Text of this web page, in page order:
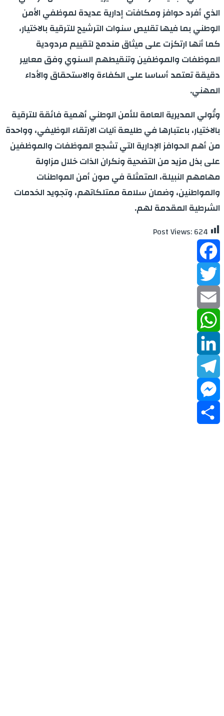
الذي أفرد حوافز ومكافآت إدارية عديدة لموظفي الأمن
الوطني بما فيها تقليص سنوات الترشيح للترقية بالاختيار،
كما أنها ارتكزت على ميثاق مندمج لتقييم مردودية
الموظفات والموظفين وتنقيطهم السنوي وفق معايير
دقيقة تعتمد أساسا على الكفاءة والاستحقاق والأداء
المهني.
وتُولي المديرية العامة للأمن الوطني أهمية فائقة للترقية
بالاختيار، باعتبارها في طليعة آليات الارتقاء الوظيفي، وواحدة
من أهم الحوافز الإدارية التي تشجع الموظفات والموظفين
على بذل مزيد من التضحية ونكران الذات خلال مزاولة
مهامهم النبيلة، المتمثلة في صون أمن المواطنات
والمواطنين، وضمان سلامة ممتلكاتهم، وتجويد الخدمات
الشرطية المقدمة لهم.
Post Views:624
Facebook
Twitter
Email
WhatsApp
LinkedIn
Telegram
Messenger